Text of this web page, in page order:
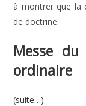
à montrer que la
de doctrine.
Messe du
ordinaire
(suite…)